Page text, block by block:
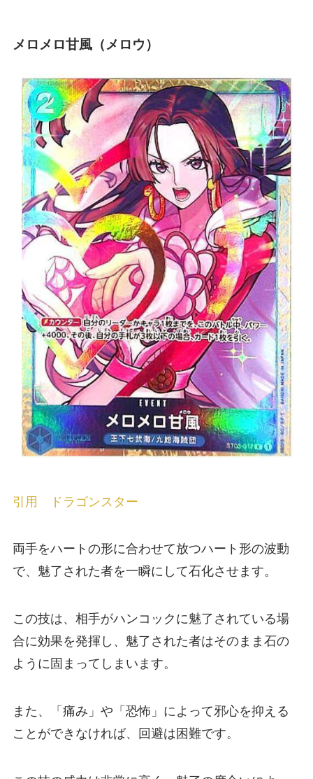
メロメロ甘風（メロウ）
引用 ドラゴンスター
両手をハートの形に合わせて放つハート形の波動
で、魅了された者を一瞬にして石化させます。
この技は、相手がハンコックに魅了されている場
合に効果を発揮し、魅了された者はそのまま石の
ように固まってしまいます。
また、「痛み」や「恐怖」によって邪心を抑える
ことができなければ、回避は困難です。